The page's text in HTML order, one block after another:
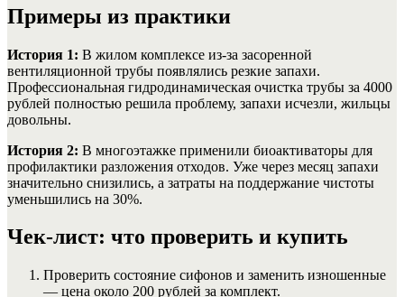
Примеры из практики
История 1: В жилом комплексе из-за засоренной
вентиляционной трубы появлялись резкие запахи.
Профессиональная гидродинамическая очистка трубы за 4000
рублей полностью решила проблему, запахи исчезли, жильцы
довольны.
История 2: В многоэтажке применили биоактиваторы для
профилактики разложения отходов. Уже через месяц запахи
значительно снизились, а затраты на поддержание чистоты
уменьшились на 30%.
Чек-лист: что проверить и купить
Проверить состояние сифонов и заменить изношенные
— цена около 200 рублей за комплект.